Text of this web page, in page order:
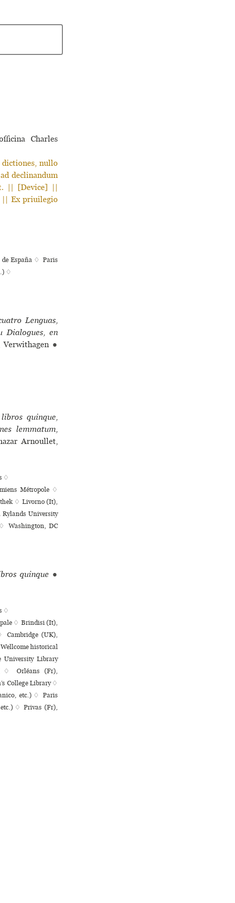
Charles
nullo
declinandum
|| [Device] ||
|| Ex priuilegio
de España ♢ Paris
♢
Lenguas,
Dialogues, en
●
quinque,
lemmatum,
Arnoullet,
♢
Métropole ♢
♢ Livorno (It),
University
Washington, DC
quinque ●
♢
♢ Brindisi (It),
Cambridge (UK),
his­to­ri­cal
Library
♢ Orléans (Fr),
College Library ♢
etc.) ♢ Paris
etc.) ♢ Privas (Fr),